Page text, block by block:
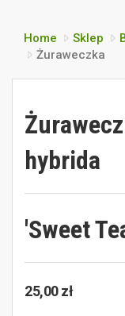
Home Sklep
Żuraweczka
hybrida
'Sweet
25,00 zł